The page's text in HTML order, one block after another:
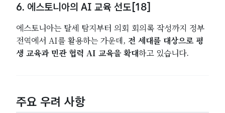
6. 에스토니아의 AI 교육 선도[18]
에스토니아는 탈세 탐지부터 의회 회의록 작성까지 정부
전역에서 AI를 활용하는 가운데, 전 세대를 대상으로 평
생 교육과 민관 협력 AI 교육을 확대하고 있습니다.
주요 우려 사항